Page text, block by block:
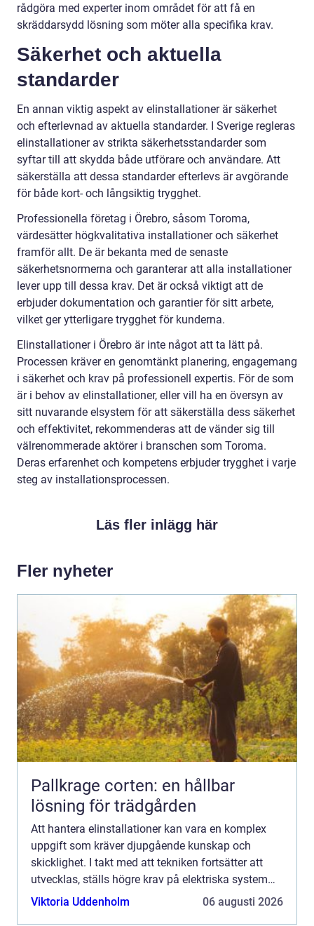
rådgöra med experter inom området för att få en
skräddarsydd lösning som möter alla specifika krav.
Säkerhet och aktuella
standarder
En annan viktig aspekt av elinstallationer är säkerhet
och efterlevnad av aktuella standarder. I Sverige regleras
elinstallationer av strikta säkerhetsstandarder som
syftar till att skydda både utförare och användare. Att
säkerställa att dessa standarder efterlevs är avgörande
för både kort- och långsiktig trygghet.
Professionella företag i Örebro, såsom Toroma,
värdesätter högkvalitativa installationer och säkerhet
framför allt. De är bekanta med de senaste
säkerhetsnormerna och garanterar att alla installationer
lever upp till dessa krav. Det är också viktigt att de
erbjuder dokumentation och garantier för sitt arbete,
vilket ger ytterligare trygghet för kunderna.
Elinstallationer i Örebro är inte något att ta lätt på.
Processen kräver en genomtänkt planering, engagemang
i säkerhet och krav på professionell expertis. För de som
är i behov av elinstallationer, eller vill ha en översyn av
sitt nuvarande elsystem för att säkerställa dess säkerhet
och effektivitet, rekommenderas att de vänder sig till
välrenommerade aktörer i branschen som Toroma.
Deras erfarenhet och kompetens erbjuder trygghet i varje
steg av installationsprocessen.
Läs fler inlägg här
Fler nyheter
Pallkrage corten: en hållbar
lösning för trädgården
Att hantera elinstallationer kan vara en komplex
uppgift som kräver djupgående kunskap och
skicklighet. I takt med att tekniken fortsätter att
utvecklas, ställs högre krav på elektriska system
och säkerhet. Inv&ar...
Viktoria Uddenholm 06 augusti 2026